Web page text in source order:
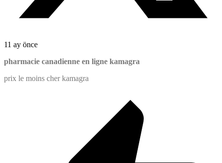
11 ay önce
pharmacie canadienne en ligne kamagra
prix le moins cher kamagra